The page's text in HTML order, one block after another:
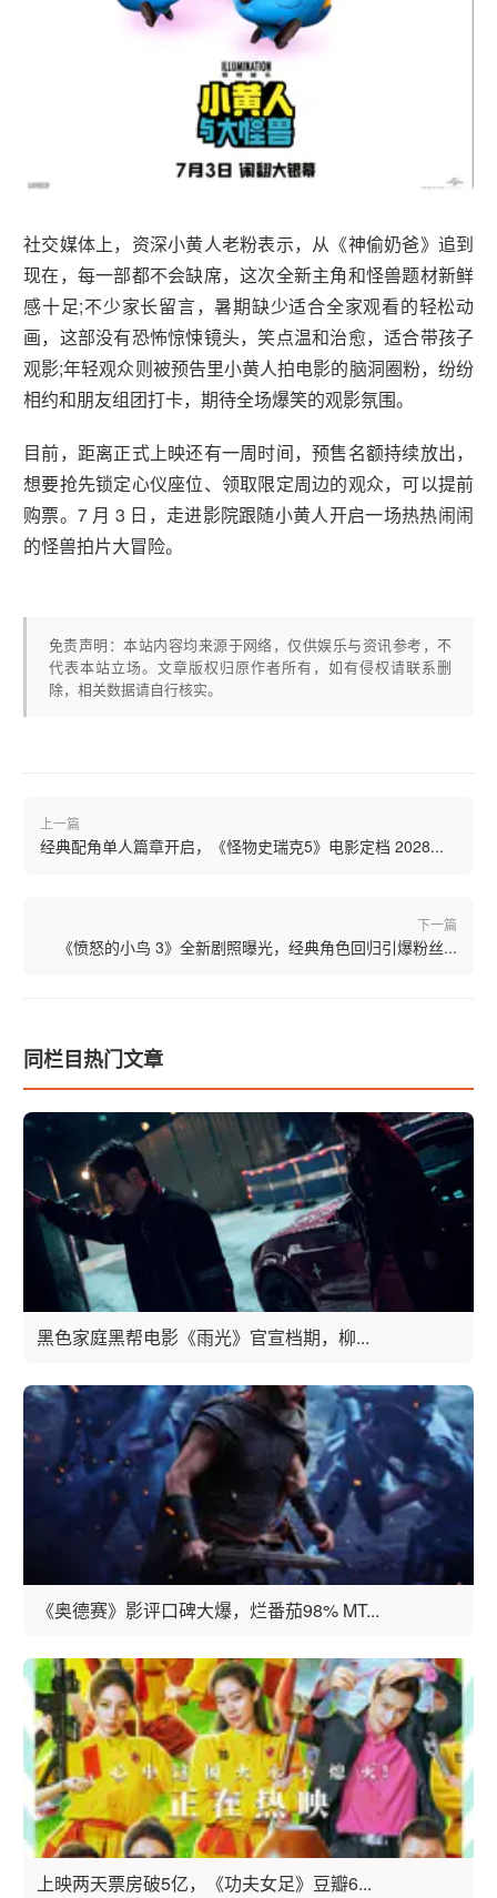
社交媒体上，资深小黄人老粉表示，从《神偷奶爸》追到
现在，每一部都不会缺席，这次全新主角和怪兽题材新鲜
感十足;不少家长留言，暑期缺少适合全家观看的轻松动
画，这部没有恐怖惊悚镜头，笑点温和治愈，适合带孩子
观影;年轻观众则被预告里小黄人拍电影的脑洞圈粉，纷纷
相约和朋友组团打卡，期待全场爆笑的观影氛围。
目前，距离正式上映还有一周时间，预售名额持续放出，
想要抢先锁定心仪座位、领取限定周边的观众，可以提前
购票。7 月 3 日，走进影院跟随小黄人开启一场热热闹闹
的怪兽拍片大冒险。
免责声明：本站内容均来源于网络，仅供娱乐与资讯参考，不
代表本站立场。文章版权归原作者所有，如有侵权请联系删
除，相关数据请自行核实。
上一篇
经典配角单人篇章开启，《怪物史瑞克5》电影定档 2028...
下一篇
《愤怒的小鸟 3》全新剧照曝光，经典角色回归引爆粉丝...
同栏目热门文章
黑色家庭黑帮电影《雨光》官宣档期，柳...
《奥德赛》影评口碑大爆，烂番茄98% MT...
上映两天票房破5亿，《功夫女足》豆瓣6...